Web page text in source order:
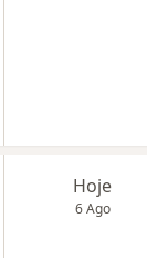
Hoje
6 Ago